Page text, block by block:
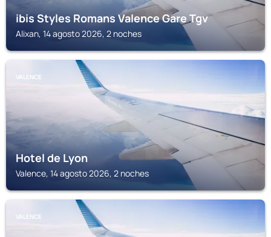
ibis Styles Romans Valence Gare Tgv
Alixan, 14 agosto 2026, 2 noches
VALENCE
Hotel de Lyon
Valence, 14 agosto 2026, 2 noches
VALENCE